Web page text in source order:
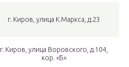
г. Киров, улица К.Маркса, д.23
г. Киров, улица Воровского, д.104,
кор. «Б»